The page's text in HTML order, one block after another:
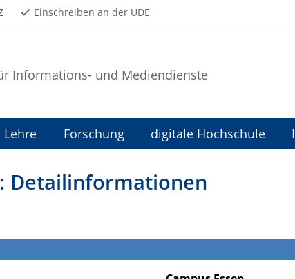
Informations- und Mediendienste
Einschreiben an der UDE
Lehre Forschung digitale Hochschule
Detailinformationen